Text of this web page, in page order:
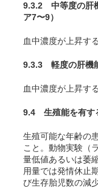
9.3.2 中等度の肝
ア7〜9）
血中濃度が上昇す
9.3.3 軽度の肝機
血中濃度が上昇す
9.4 生殖能を有す
生殖可能な年齢の
こと。動物実験（
量低値あるいは萎
用量では発情休止
び生存胎児数の減